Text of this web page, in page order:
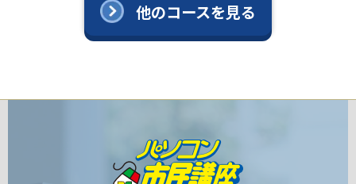
他のコースを見る